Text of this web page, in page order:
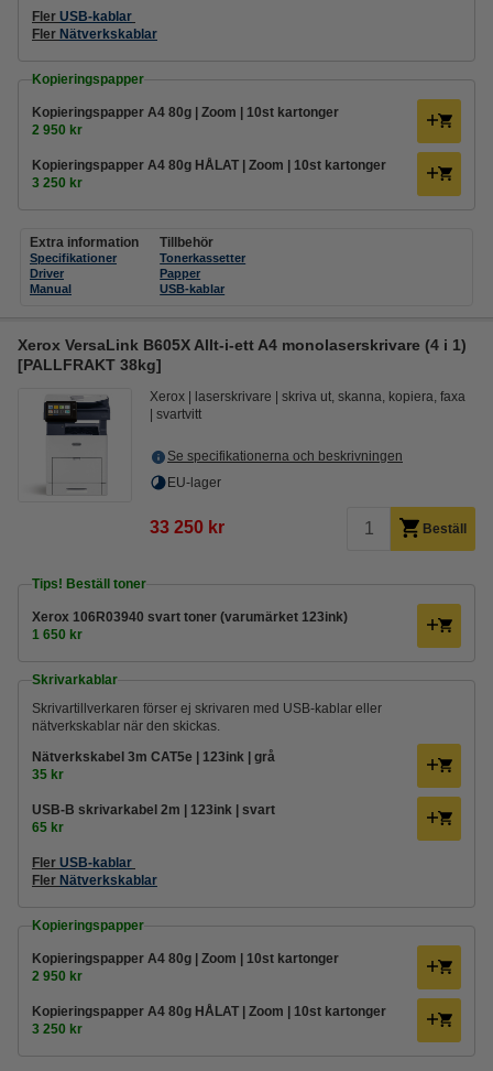
Fler USB-kablar
Fler Nätverkskablar
Kopieringspapper
Kopieringspapper A4 80g | Zoom | 10st kartonger
2 950 kr
Kopieringspapper A4 80g HÅLAT | Zoom | 10st kartonger
3 250 kr
Extra information
Specifikationer
Driver
Manual
Tillbehör
Tonerkassetter
Papper
USB-kablar
Xerox VersaLink B605X Allt-i-ett A4 monolaserskrivare (4 i 1)
[PALLFRAKT 38kg]
Xerox laserskrivare
skriva ut, skanna, kopiera, faxa
svartvitt
Se specifikationerna och beskrivningen
EU-lager
33 250 kr Beställ
Tips! Beställ toner
Xerox 106R03940 svart toner (varumärket 123ink)
1 650 kr
Skrivarkablar
Skrivartillverkaren förser ej skrivaren med USB-kablar eller
nätverkskablar när den skickas.
Nätverkskabel 3m CAT5e | 123ink | grå
35 kr
USB-B skrivarkabel 2m | 123ink | svart
65 kr
Fler USB-kablar
Fler Nätverkskablar
Kopieringspapper
Kopieringspapper A4 80g | Zoom | 10st kartonger
2 950 kr
Kopieringspapper A4 80g HÅLAT | Zoom | 10st kartonger
3 250 kr